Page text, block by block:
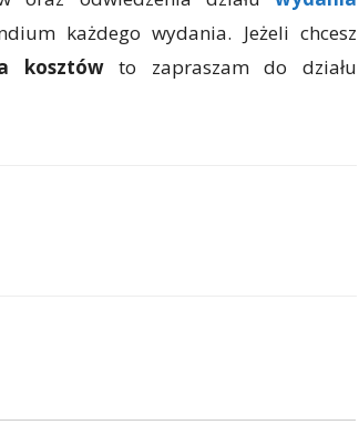
każdego wydania. Jeżeli chcesz
kosztówto zapraszam do działu